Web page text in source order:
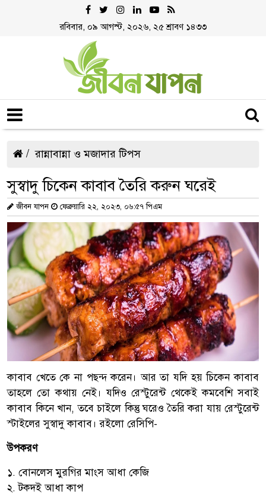
রবিবার, ০৯ আগস্ট, ২০২৬, ২৫ শ্রাবণ ১৪৩৩
রান্নাবান্না ও মজাদার টিপস
সুস্বাদু চিকেন কাবাব তৈরি করুন ঘরেই
জীবন যাপন ফেব্রুয়ারি ২২, ২০২৩, ০৬:৫৭ পিএম
কাবাব খেতে কে না পছন্দ করেন। আর তা যদি হয় চিকেন কাবাব
তাহলে তো কথায় নেই। যদিও রেস্টুরেন্ট থেকেই কমবেশি সবাই
কাবাব কিনে খান, তবে চাইলে কিন্তু ঘরেও তৈরি করা যায় রেস্টুরেন্ট
স্টাইলের সুস্বাদু কাবাব। রইলো রেসিপি-
উপকরণ
১. বোনলেস মুরগির মাংস আধা কেজি
২. টকদই আধা কাপ